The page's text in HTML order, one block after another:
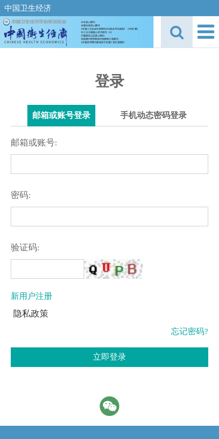
中国卫生经济
登录
邮箱或账号登录 手机动态密码登录
邮箱或账号:
密码:
验证码:
新用户注册
隐私政策
忘记密码?
立即登录